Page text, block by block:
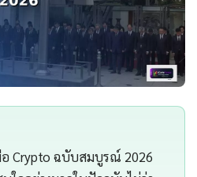
Crypto ฉบับสมบูรณ์ 2026